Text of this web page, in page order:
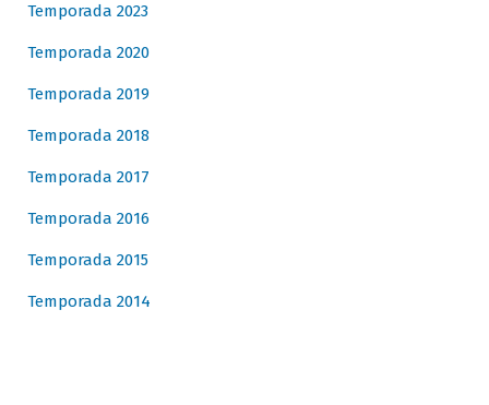
Temporada 2023
Temporada 2020
Temporada 2019
Temporada 2018
Temporada 2017
Temporada 2016
Temporada 2015
Temporada 2014